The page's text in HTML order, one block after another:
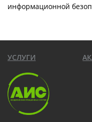
информационной
УСЛУГИ